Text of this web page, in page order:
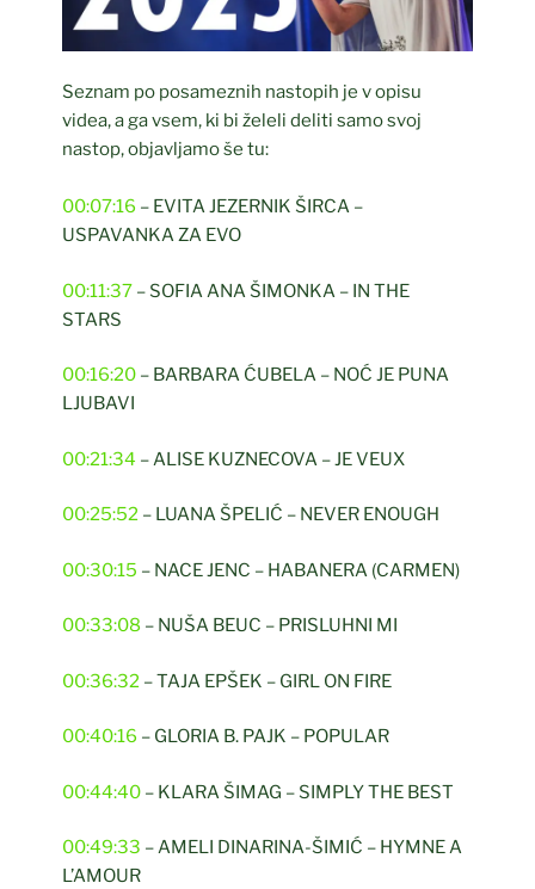
Seznam po posameznih nastopih je v opisu
videa, a ga vsem, ki bi želeli deliti samo svoj
nastop, objavljamo še tu:
00:07:16 – EVITA JEZERNIK ŠIRCA –
USPAVANKA ZA EVO
00:11:37 – SOFIA ANA ŠIMONKA – IN THE
STARS
00:16:20 – BARBARA ĆUBELA – NOĆ JE PUNA
LJUBAVI
00:21:34 – ALISE KUZNECOVA – JE VEUX
00:25:52 – LUANA ŠPELIĆ – NEVER ENOUGH
00:30:15 – NACE JENC – HABANERA (CARMEN)
00:33:08 – NUŠA BEUC – PRISLUHNI MI
00:36:32 – TAJA EPŠEK – GIRL ON FIRE
00:40:16 – GLORIA B. PAJK – POPULAR
00:44:40 – KLARA ŠIMAG – SIMPLY THE BEST
00:49:33 – AMELI DINARINA-ŠIMIĆ – HYMNE A
L’AMOUR